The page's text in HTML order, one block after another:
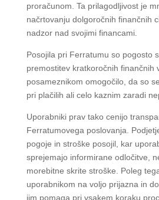
proračunom. Ta prilagodljivost je
načrtovanju dolgoročnih finančnih
nadzor nad svojimi financami.
Posojila pri Ferratumu so pogosto
premostitev kratkoročnih finančnih
posameznikom omogočilo, da so
pri plačilih ali celo kaznim zaradi
Uporabniki prav tako cenijo
Ferratumovega poslovanja.
pogoje in stroške posojil, kar
sprejemajo informirane odločitve,
morebitne skrite stroške. Poleg
uporabnikom na voljo prijazna in
jim pomaga pri vsakem koraku